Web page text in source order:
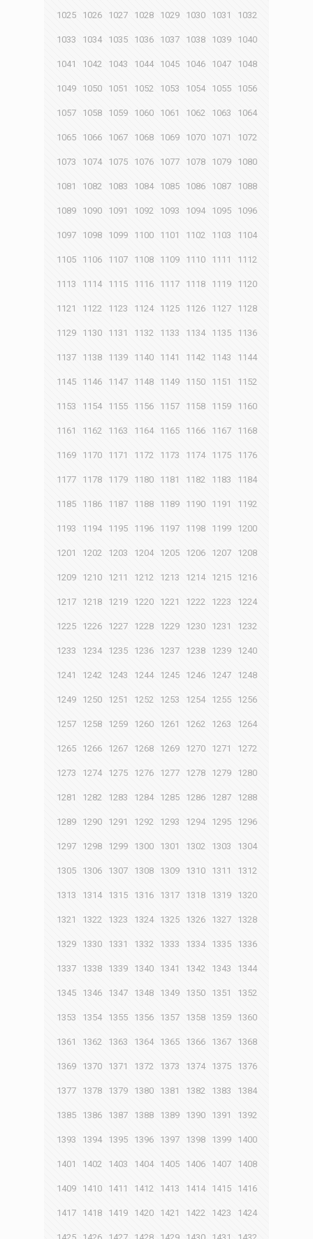
1025 1026 1027 1028 1029 1030 1031 1032
1033 1034 1035 1036 1037 1038 1039 1040
1041 1042 1043 1044 1045 1046 1047 1048
1049 1050 1051 1052 1053 1054 1055 1056
1057 1058 1059 1060 1061 1062 1063 1064
1065 1066 1067 1068 1069 1070 1071 1072
1073 1074 1075 1076 1077 1078 1079 1080
1081 1082 1083 1084 1085 1086 1087 1088
1089 1090 1091 1092 1093 1094 1095 1096
1097 1098 1099 1100 1101 1102 1103 1104
1105 1106 1107 1108 1109 1110 1111 1112
1113 1114 1115 1116 1117 1118 1119 1120
1121 1122 1123 1124 1125 1126 1127 1128
1129 1130 1131 1132 1133 1134 1135 1136
1137 1138 1139 1140 1141 1142 1143 1144
1145 1146 1147 1148 1149 1150 1151 1152
1153 1154 1155 1156 1157 1158 1159 1160
1161 1162 1163 1164 1165 1166 1167 1168
1169 1170 1171 1172 1173 1174 1175 1176
1177 1178 1179 1180 1181 1182 1183 1184
1185 1186 1187 1188 1189 1190 1191 1192
1193 1194 1195 1196 1197 1198 1199 1200
1201 1202 1203 1204 1205 1206 1207 1208
1209 1210 1211 1212 1213 1214 1215 1216
1217 1218 1219 1220 1221 1222 1223 1224
1225 1226 1227 1228 1229 1230 1231 1232
1233 1234 1235 1236 1237 1238 1239 1240
1241 1242 1243 1244 1245 1246 1247 1248
1249 1250 1251 1252 1253 1254 1255 1256
1257 1258 1259 1260 1261 1262 1263 1264
1265 1266 1267 1268 1269 1270 1271 1272
1273 1274 1275 1276 1277 1278 1279 1280
1281 1282 1283 1284 1285 1286 1287 1288
1289 1290 1291 1292 1293 1294 1295 1296
1297 1298 1299 1300 1301 1302 1303 1304
1305 1306 1307 1308 1309 1310 1311 1312
1313 1314 1315 1316 1317 1318 1319 1320
1321 1322 1323 1324 1325 1326 1327 1328
1329 1330 1331 1332 1333 1334 1335 1336
1337 1338 1339 1340 1341 1342 1343 1344
1345 1346 1347 1348 1349 1350 1351 1352
1353 1354 1355 1356 1357 1358 1359 1360
1361 1362 1363 1364 1365 1366 1367 1368
1369 1370 1371 1372 1373 1374 1375 1376
1377 1378 1379 1380 1381 1382 1383 1384
1385 1386 1387 1388 1389 1390 1391 1392
1393 1394 1395 1396 1397 1398 1399 1400
1401 1402 1403 1404 1405 1406 1407 1408
1409 1410 1411 1412 1413 1414 1415 1416
1417 1418 1419 1420 1421 1422 1423 1424